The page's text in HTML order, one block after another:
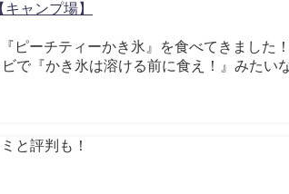
ャンプ場】
ピーチティーかき氷』を食べてきました
で『かき氷は溶ける前に食え！』みたい